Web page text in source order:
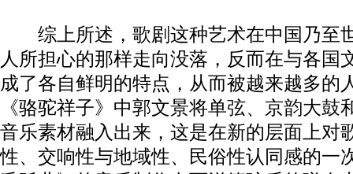
综上所述，歌剧这种艺术在中国乃至
人所担心的那样走向没落，反而在与各国
成了各自鲜明的特点，从而被越来越多的
《骆驼祥子》中郭文景将单弦、京韵大鼓
音乐素材融入出来，这是在新的层面上对
性、交响性与地域性、民俗性认同感的一